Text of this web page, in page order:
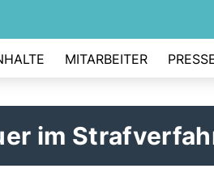
MITARBEITER
im